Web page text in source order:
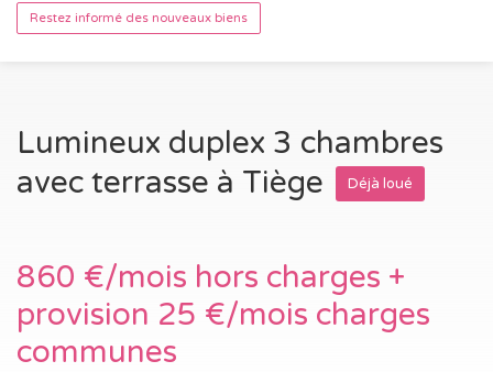
Questions ?
Lumineux duplex 3 chambres
avec terrasse à Tiège
Déjà loué
860 €/mois hors charges +
provision 25 €/mois charges
communes